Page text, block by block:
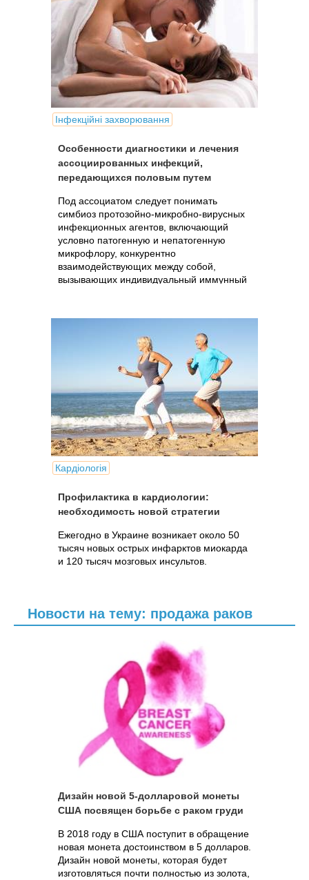
Інфекційні захворювання
Особенности диагностики и лечения
ассоциированных инфекций,
передающихся половым путем
Под ассоциатом следует понимать
симбиоз протозойно-микробно-вирусных
инфекционных агентов, включающий
условно патогенную и непатогенную
микрофлору, конкурентно
взаимодействующих между собой,
вызывающих индивидуальный иммунный
Кардіологія
Профилактика в кардиологии:
необходимость новой стратегии
Ежегодно в Украине возникает около 50
тысяч новых острых инфарктов миокарда
и 120 тысяч мозговых инсультов.
Новости на тему: продажа раков
Дизайн новой 5-долларовой монеты
США посвящен борьбе с раком груди
В 2018 году в США поступит в обращение
новая монета достоинством в 5 долларов.
Дизайн новой монеты, которая будет
изготовляться почти полностью из золота,